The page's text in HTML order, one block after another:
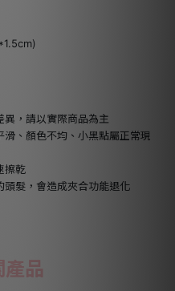
，請以實際商品為主
、顏色不均、小黑點屬正常現
擦乾
髮，會造成夾合功能退化
產品